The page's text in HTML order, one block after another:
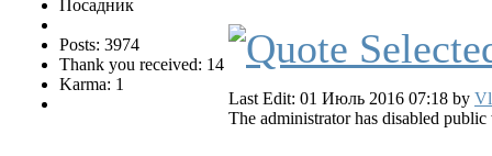
Посадник
Posts: 3974
Thank you received: 14
Karma: 1
Last Edit: 01 Июль 2016 07:18 by
The administrator has disabled public